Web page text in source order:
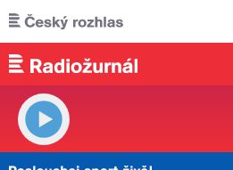
Přejít k hlavnímu obsahu